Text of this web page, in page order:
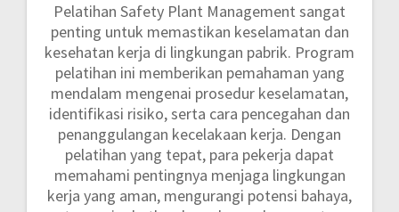
Pelatihan Safety Plant Management sangat
penting untuk memastikan keselamatan dan
kesehatan kerja di lingkungan pabrik. Program
pelatihan ini memberikan pemahaman yang
mendalam mengenai prosedur keselamatan,
identifikasi risiko, serta cara pencegahan dan
penanggulangan kecelakaan kerja. Dengan
pelatihan yang tepat, para pekerja dapat
memahami pentingnya menjaga lingkungan
kerja yang aman, mengurangi potensi bahaya,